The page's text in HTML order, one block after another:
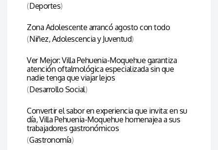
(Deportes)
Zona Adolescente arrancó agosto con todo
(Niñez, Adolescencia y Juventud)
Ver Mejor: Villa Pehuenia-Moquehue garantiza
atención oftalmológica especializada sin que
nadie tenga que viajar lejos
(Desarrollo Social)
Convertir el sabor en experiencia que invita: en su
día, Villa Pehuenia-Moquehue homenajea a sus
trabajadores gastronómicos
(Gastronomía)